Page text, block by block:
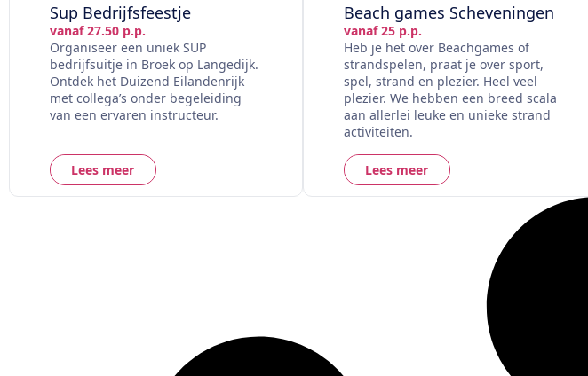
Sup Bedrijfsfeestje
vanaf 27.50 p.p.
Organiseer een uniek SUP
bedrijfsuitje in Broek op Langedijk.
Ontdek het Duizend Eilandenrijk
met collega’s onder begeleiding
van een ervaren instructeur.
Lees meer
Beach games Scheveningen
vanaf 25 p.p.
Heb je het over Beachgames of
strandspelen, praat je over sport,
spel, strand en plezier. Heel veel
plezier. We hebben een breed scala
aan allerlei leuke en unieke strand
activiteiten.
Lees meer